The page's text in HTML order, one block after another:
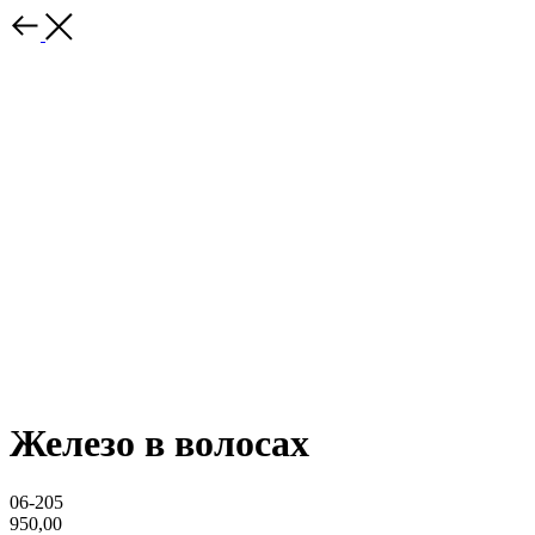
Железо в волосах
06-205
950,00